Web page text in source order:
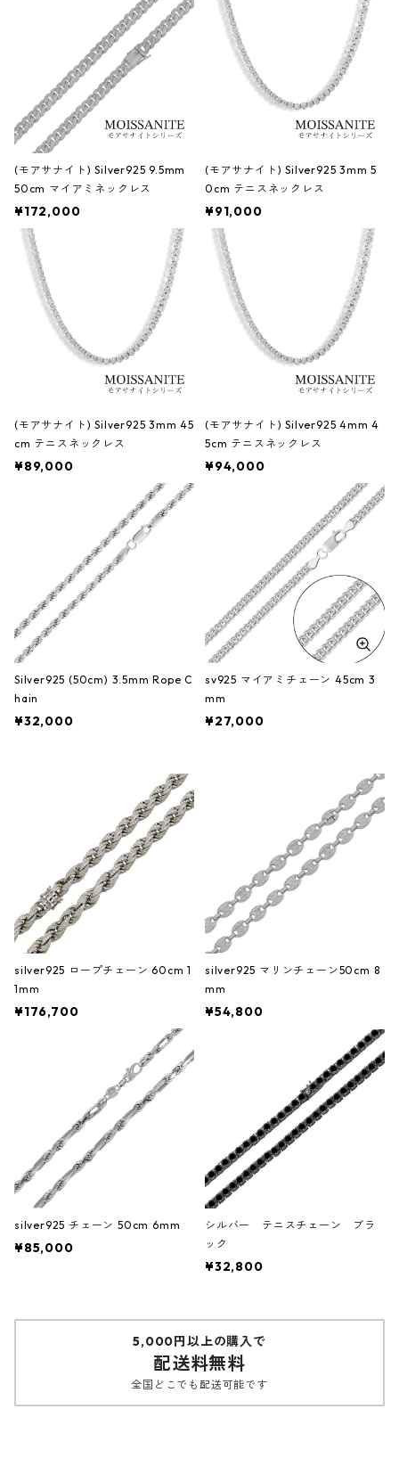
(モアサナイト) Silver925 9.5mm
50cm マイアミネックレス
¥172,000
(モアサナイト) Silver925 3mm 5
0cm テニスネックレス
¥91,000
(モアサナイト) Silver925 3mm 45
cm テニスネックレス
¥89,000
(モアサナイト) Silver925 4mm 4
5cm テニスネックレス
¥94,000
Silver925 (50cm) 3.5mm Rope C
hain
¥32,000
sv925 マイアミチェーン 45cm 3
mm
¥27,000
silver925 ロープチェーン 60cm 1
1mm
¥176,700
silver925 マリンチェーン50cm 8
mm
¥54,800
silver925 チェーン 50cm 6mm
¥85,000
シルバー テニスチェーン ブラ
ック
¥32,800
5,000円以上の購入で
配送料無料
全国どこでも配送可能です